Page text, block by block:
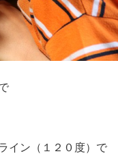
イン（１２０度）で